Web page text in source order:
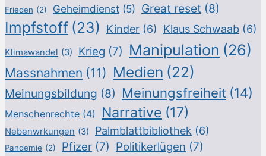
Frieden (2) Geheimdienst (5) Great reset (8)
Impfstoff (23) Kinder (6) Klaus Schwaab (6)
Klimawandel (3) Krieg (7) Manipulation (26)
Massnahmen (11) Medien (22)
Meinungsbildung (8) Meinungsfreiheit (14)
Menschenrechte (4) Narrative (17)
Nebenwrkungen (3) Palmblattbibliothek (6)
Pandemie (2) Pfizer (7) Politikerlügen (7)